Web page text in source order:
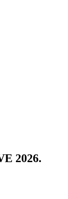
2026.